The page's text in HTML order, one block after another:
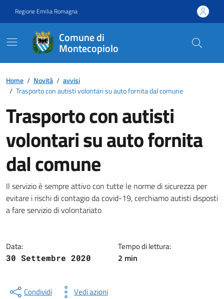
Regione Emilia Romagna
Comune di
Montecopiolo
Contenuti in evidenza
Home / Novità / avvisi
/ Trasporto con autisti volontari su auto fornita dal comune
Trasporto con autisti
volontari su auto fornita
dal comune
Dettagli della notizia
Il servizio è sempre attivo con tutte le norme di sicurezza per
evitare i rischi di contagio da covid-19, cerchiamo autisti disposti
a fare servizio di volontariato
Data:
30 Settembre 2020
Tempo di lettura:
2 min
Condividi Vedi azioni